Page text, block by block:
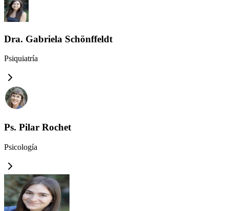
Dra. Gabriela Schönffeldt
Psiquiatría
Ps. Pilar Rochet
Psicología